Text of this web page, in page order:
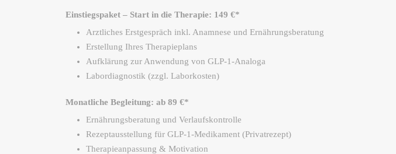
Einstiegspaket – Start in die Therapie: 149 €*
Arztliches Erstgespräch inkl. Anamnese und Ernährungsberatung
Erstellung Ihres Therapieplans
Aufklärung zur Anwendung von GLP-1-Analoga
Labordiagnostik (zzgl. Laborkosten)
Monatliche Begleitung: ab 89 €*
Ernährungsberatung und Verlaufskontrolle
Rezeptausstellung für GLP-1-Medikament (Privatrezept)
Therapieanpassung & Motivation